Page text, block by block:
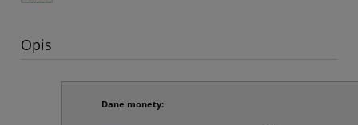
Opis
Dane monety: